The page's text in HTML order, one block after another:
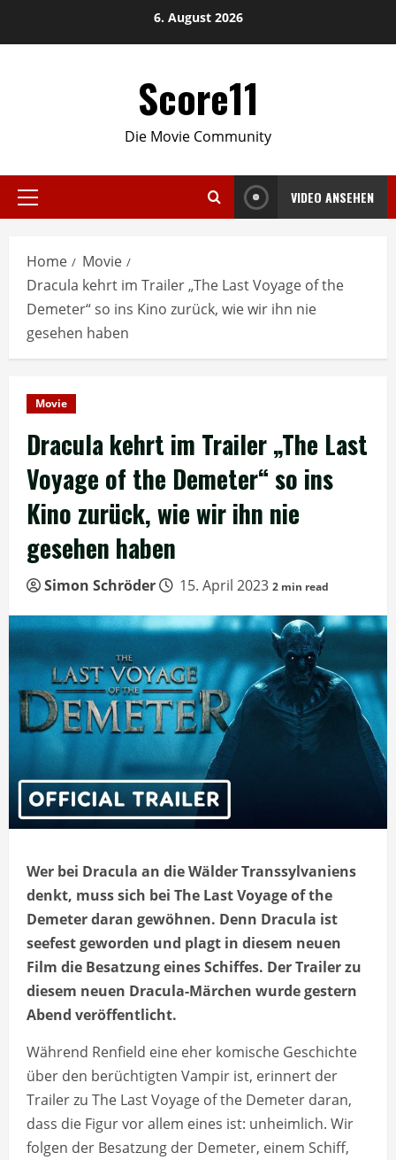
6. August 2026
Score11
Die Movie Community
Primary
VIDEO ANSEHEN
Home
Movie
Dracula kehrt im Trailer „The Last Voyage of the
Demeter“ so ins Kino zurück, wie wir ihn nie
gesehen haben
Movie
Dracula kehrt im Trailer „The Last
Voyage of the Demeter“ so ins
Kino zurück, wie wir ihn nie
gesehen haben
Simon Schröder 15. April 2023 2 min read
Wer bei Dracula an die Wälder Transsylvaniens
denkt, muss sich bei The Last Voyage of the
Demeter daran gewöhnen. Denn Dracula ist
seefest geworden und plagt in diesem neuen
Film die Besatzung eines Schiffes. Der Trailer zu
diesem neuen Dracula-Märchen wurde gestern
Abend veröffentlicht.
Während Renfield eine eher komische Geschichte
über den berüchtigten Vampir ist, erinnert der
Trailer zu The Last Voyage of the Demeter daran,
dass die Figur vor allem eines ist: unheimlich. Wir
folgen der Besatzung der Demeter, einem Schiff,